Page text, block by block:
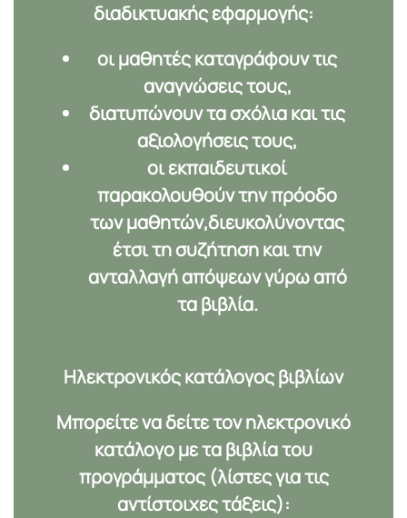
διαδικτυακής εφαρμογής:
οι μαθητές καταγράφουν τις
αναγνώσεις τους,
διατυπώνουν τα σχόλια και τις
αξιολογήσεις τους,
οι εκπαιδευτικοί
παρακολουθούν την πρόοδο
των μαθητών,διευκολύνοντας
έτσι τη συζήτηση και την
ανταλλαγή απόψεων γύρω από
τα βιβλία.
Ηλεκτρονικός κατάλογος βιβλίων
Μπορείτε να δείτε τον ηλεκτρονικό
κατάλογο με τα βιβλία του
προγράμματος (λίστες για τις
αντίστοιχες τάξεις):